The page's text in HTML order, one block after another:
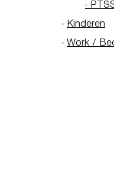
-
- Kinderen
- Work /